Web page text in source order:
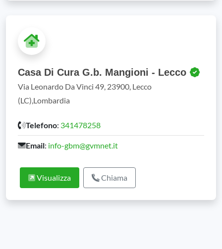
Casa Di Cura G.b. Mangioni - Lecco
Via Leonardo Da Vinci 49, 23900, Lecco
(LC),Lombardia
Telefono: 341478258
Email: info-gbm@gvmnet.it
Visualizza Chiama